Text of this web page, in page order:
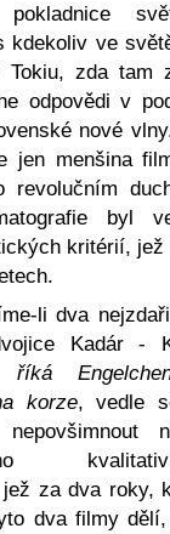
kdekoliv ve
zda tam
odpovědi v
nové
jen menšina
revolučním
byl
kritérií, jež
li dva
Kadár -
korze, vedle
za dva roky,
dva filmy dělí,